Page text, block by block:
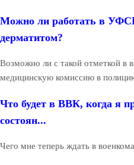
Можно ли работать в
дерматитом?
Возможно ли с такой отметкой в
медицинскую комиссию в
Что будет в ВВК, когда я
состоян...
Чего мне теперь ждать в